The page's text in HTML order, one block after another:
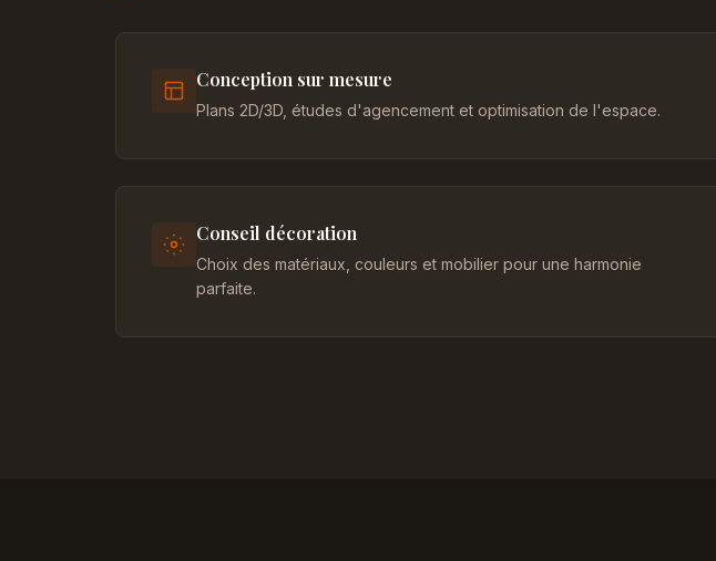
Conception sur mesure
Plans 2D/3D, études d'agencement et optimisation de l'espace.
Conseil décoration
Choix des matériaux, couleurs et mobilier pour une harmonie
parfaite.